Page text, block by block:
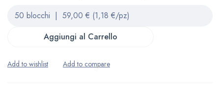
Aggiungi al Carrello